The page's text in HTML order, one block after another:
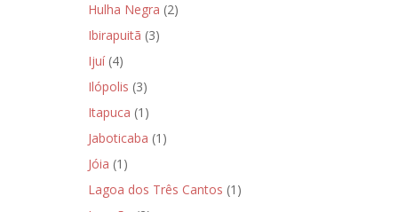
Hulha Negra (2)
Ibirapuitã (3)
Ijuí(4)
Ilópolis (3)
Itapuca (1)
Jaboticaba (1)
Jóia (1)
Lagoa dos Três Cantos (1)